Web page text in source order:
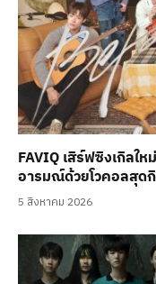
FAVIQ เสิร์ฟซิงเกิลใ
อารมณ์ด้วยโวคอลสุด
5 สิงหาคม 2026